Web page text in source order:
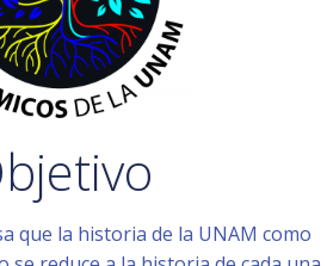
que la historia de la UNAM como